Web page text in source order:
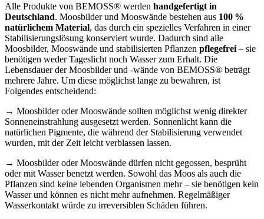
Alle Produkte von BEMOSS® werden handgefertigt in
Deutschland. Moosbilder und Mooswände bestehen aus 100 %
natürlichem Material, das durch ein spezielles Verfahren in einer
Stabilisierungslösung konserviert wurde. Dadurch sind alle
Moosbilder, Mooswände und stabilisierten Pflanzen pflegefrei – sie
benötigen weder Tageslicht noch Wasser zum Erhalt. Die
Lebensdauer der Moosbilder und -wände von BEMOSS® beträgt
mehrere Jahre. Um diese möglichst lange zu bewahren, ist
Folgendes entscheidend:
→ Moosbilder oder Mooswände sollten möglichst wenig direkter
Sonneneinstrahlung ausgesetzt werden. Sonnenlicht kann die
natürlichen Pigmente, die während der Stabilisierung verwendet
wurden, mit der Zeit leicht verblassen lassen.
→ Moosbilder oder Mooswände dürfen nicht gegossen, besprüht
oder mit Wasser benetzt werden. Sowohl das Moos als auch die
Pflanzen sind keine lebenden Organismen mehr – sie benötigen kein
Wasser und können es nicht mehr aufnehmen. Regelmäßiger
Wasserkontakt würde zu irreversiblen Schäden führen.